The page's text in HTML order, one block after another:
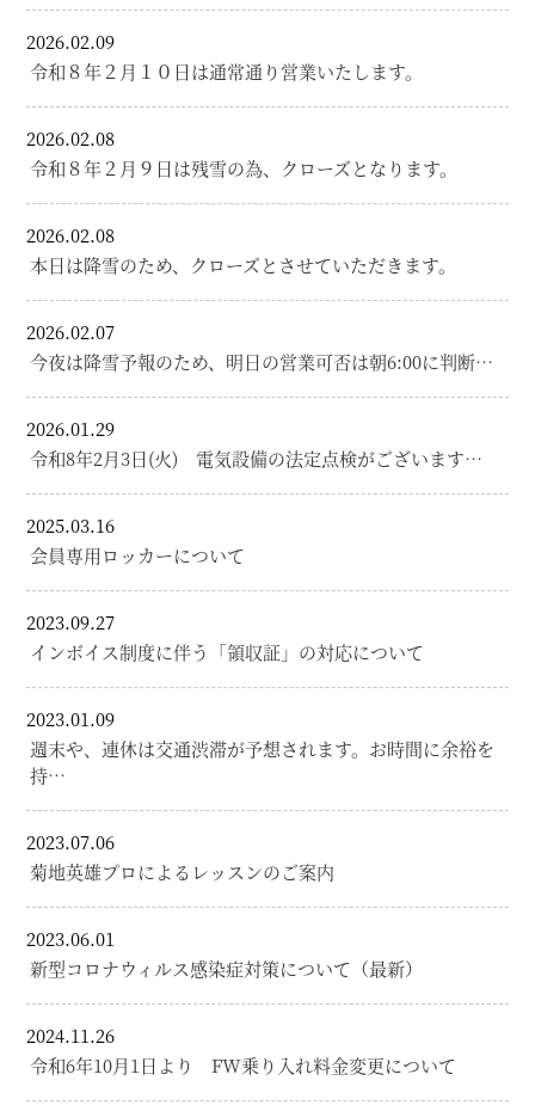
2026.02.09
令和８年２月１０日は通常通り営業いたします。
2026.02.08
令和８年２月９日は残雪の為、クローズとなります。
2026.02.08
本日は降雪のため、クローズとさせていただきます。
2026.02.07
今夜は降雪予報のため、明日の営業可否は朝6:00に判断…
2026.01.29
令和8年2月3日(火) 電気設備の法定点検がございます…
2025.03.16
会員専用ロッカーについて
2023.09.27
インボイス制度に伴う「領収証」の対応について
2023.01.09
週末や、連休は交通渋滞が予想されます。お時間に余裕を
持…
2023.07.06
菊地英雄プロによるレッスンのご案内
2023.06.01
新型コロナウィルス感染症対策について（最新）
2024.11.26
令和6年10月1日より FW乗り入れ料金変更について